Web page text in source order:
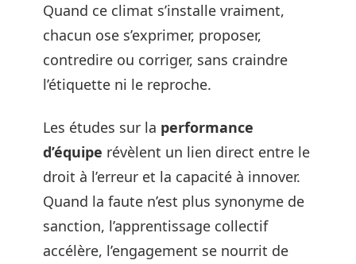
Quand ce climat s’installe vraiment,
chacun ose s’exprimer, proposer,
contredire ou corriger, sans craindre
l’étiquette ni le reproche.
Les études sur la performance
d’équipe révèlent un lien direct entre le
droit à l’erreur et la capacité à innover.
Quand la faute n’est plus synonyme de
sanction, l’apprentissage collectif
accélère, l’engagement se nourrit de